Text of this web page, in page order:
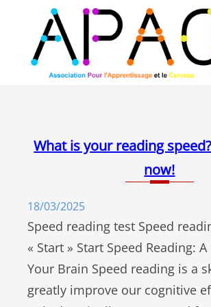
contenu
What is your reading
now!
18/03/2025
Speed reading test Speed
« Start » Start Speed Reading:
Your Brain Speed reading is a
greatly improve our cognitive